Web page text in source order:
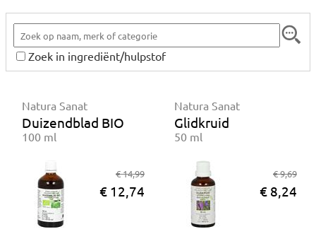
Zoek in ingrediënt/hulpstof
Natura Sanat
Duizendblad BIO
100 ml
€ 14,99
€ 12,74
Natura Sanat
Glidkruid
50 ml
€ 9,69
€ 8,24